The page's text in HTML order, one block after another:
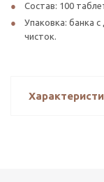
Состав: 100
Упаковка: банка
чисток.